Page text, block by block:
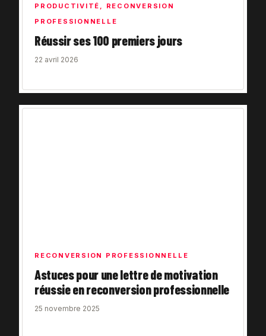
PRODUCTIVITÉ , RECONVERSION
PROFESSIONNELLE
Réussir ses 100 premiers jours
22 avril 2026
RECONVERSION PROFESSIONNELLE
Astuces pour une lettre de motivation
réussie en reconversion professionnelle
25 novembre 2025